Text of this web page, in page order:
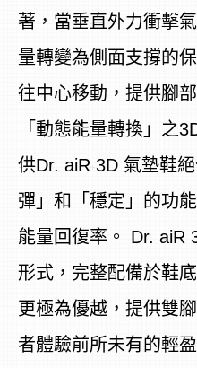
著，當垂直外力衝擊
量轉變為側面支撐的
往中心移動，提供腳
「動態能量轉換」之
供Dr. aiR 3D 氣墊鞋
彈」和「穩定」的功
能量回復率。 Dr. aiR
形式，完整配備於鞋
更極為優越，提供雙
者體驗前所未有的輕